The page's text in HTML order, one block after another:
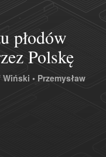
płodów
Polskę
• Przemysław